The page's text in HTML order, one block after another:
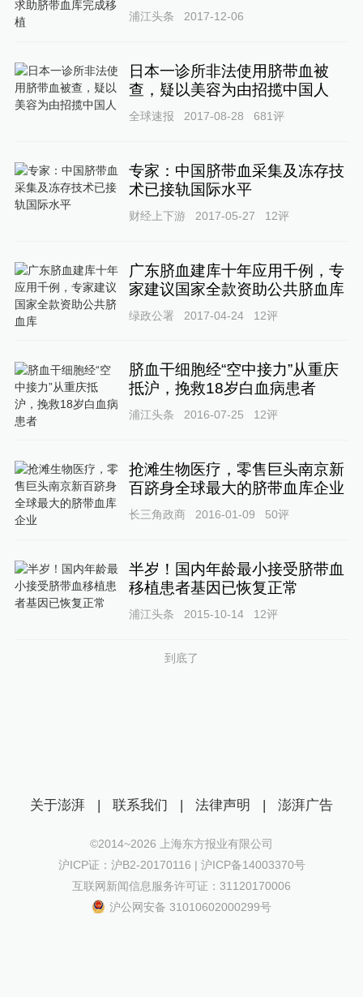
浦江头条 2017-12-06
日本一诊所非法使用脐带血被
查，疑以美容为由招揽中国人
全球速报 2017-08-28 681评
专家：中国脐带血采集及冻存技
术已接轨国际水平
财经上下游 2017-05-27 12评
广东脐血建库十年应用千例，专
家建议国家全款资助公共脐血库
绿政公署 2017-04-24 12评
脐血干细胞经“空中接力”从重庆
抵沪，挽救18岁白血病患者
浦江头条 2016-07-25 12评
抢滩生物医疗，零售巨头南京新
百跻身全球最大的脐带血库企业
长三角政商 2016-01-09 50评
半岁！国内年龄最小接受脐带血
移植患者基因已恢复正常
浦江头条 2015-10-14 12评
到底了
关于澎湃 | 联系我们 | 法律声明 | 澎湃广告
©2014~2026 上海东方报业有限公司
沪ICP证：沪B2-20170116 | 沪ICP备14003370号
互联网新闻信息服务许可证：31120170006
沪公网安备 31010602000299号